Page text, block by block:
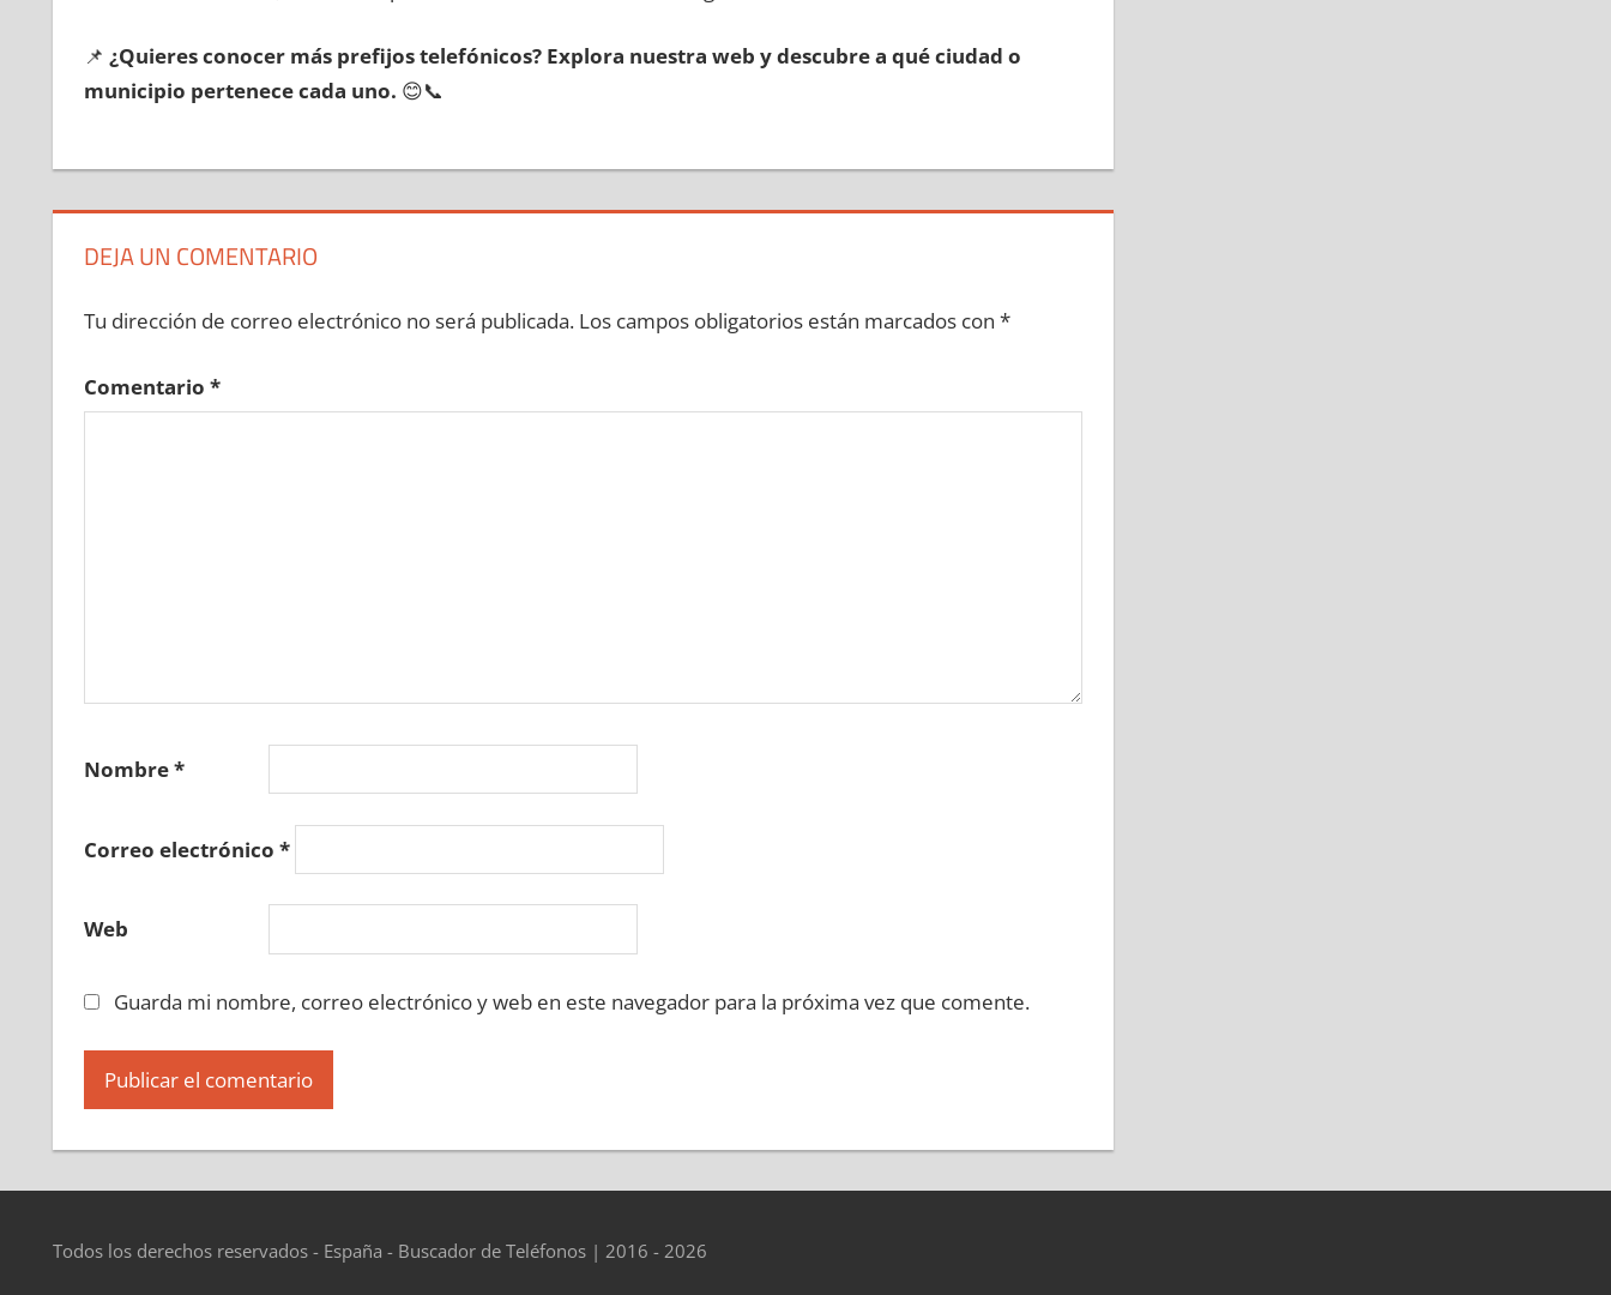
📌 ¿Quieres conocer mа́s prefijos telefónicos? Explora nuestra web у descubre а qué ciudad ο
municipio pertenece cada uno. 😊📞
DEJA UN COMENTARIO
Tu dirección de correo electrónico no será publicada. Los campos obligatorios están marcados con *
Comentario *
Nombre*
Correo electrónico *
Web
Guarda mi nombre, correo electrónico y web en este navegador para la próxima vez que comente.
Todos los derechos reservados - España - Buscador de Teléfonos | 2016 - 2026